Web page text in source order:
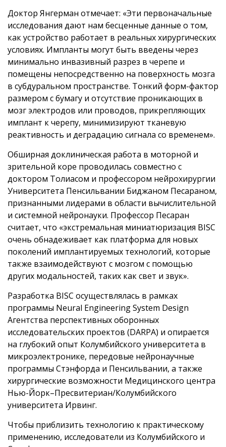
Доктор Янгерман отмечает: «Эти первоначальные
исследования дают нам бесценные данные о том,
как устройство работает в реальных хирургических
условиях. Импланты могут быть введены через
минимально инвазивный разрез в черепе и
помещены непосредственно на поверхность мозга
в субдуральном пространстве. Тонкий форм-фактор
размером с бумагу и отсутствие проникающих в
мозг электродов или проводов, прикрепляющих
имплант к черепу, минимизируют тканевую
реактивность и деградацию сигнала со временем».
Обширная доклиническая работа в моторной и
зрительной коре проводилась совместно с
доктором Толиасом и профессором нейрохирургии
Университета Пенсильвании Биджаном Песараном,
признанными лидерами в области вычислительной
и системной нейронауки. Профессор Песаран
считает, что «экстремальная миниатюризация BISC
очень обнадеживает как платформа для новых
поколений имплантируемых технологий, которые
также взаимодействуют с мозгом с помощью
других модальностей, таких как свет и звук».
Разработка BISC осуществлялась в рамках
программы Neural Engineering System Design
Агентства перспективных оборонных
исследовательских проектов (DARPA) и опирается
на глубокий опыт Колумбийского университета в
микроэлектронике, передовые нейронаучные
программы Стэнфорда и Пенсильвании, а также
хирургические возможности Медицинского центра
Нью-Йорк–Пресвитериан/Колумбийского
университета Ирвинг.
Чтобы приблизить технологию к практическому
применению, исследователи из Колумбийского и